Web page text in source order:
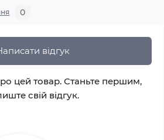
0
відгук
цей товар. Станьте першим,
свій відгук.